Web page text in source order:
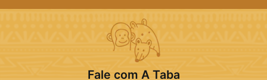
Fale com A Taba